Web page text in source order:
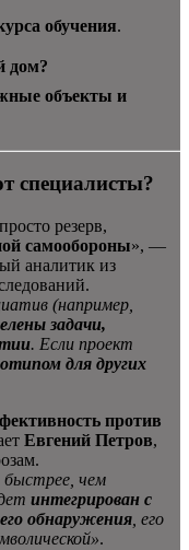
обучения.
дом?
объекты и
специалисты?
резерв,
самообороны», —
аналитик из
(например,
задачи,
. Если проект
для других
против
Евгений Петров,
быстрее, чем
интегрирован с
обнаружения , его
.